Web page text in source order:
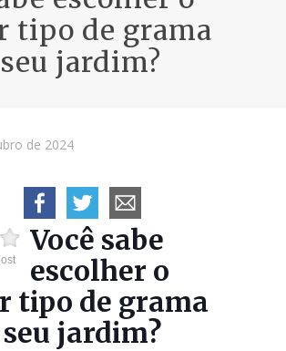
tipo de grama
jardim?
de 2024
Você sabe
escolher o
tipo de grama
jardim?